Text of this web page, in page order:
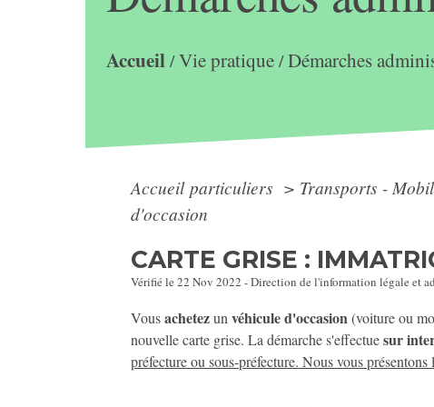
Accueil/Vie pratique/Démarches
Accueil particuliers > Transports -
d'occasion
CARTE GRISE :
Vérifié le 22 Nov 2022 - Direction de l'information légale et
Vousachetezunvéhicule d'occasion (voiture ou
nouvelle carte grise. La démarche s'effectuesur
préfecture ou sous-préfecture. Nous vous